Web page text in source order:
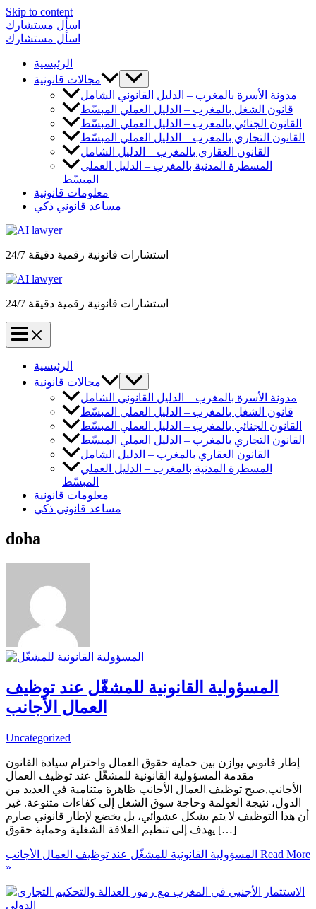
Skip to content
اسأل مستشارك
اسأل مستشارك
الرئيسية
مجالات قانونية
مدونة الأسرة بالمغرب – الدليل القانوني الشامل
قانون الشغل بالمغرب – الدليل العملي المبسّط
القانون الجنائي بالمغرب – الدليل العملي المبسّط
القانون التجاري بالمغرب – الدليل العملي المبسّط
القانون العقاري بالمغرب – الدليل الشامل
المسطرة المدنية بالمغرب – الدليل العملي
المبسّط
معلومات قانونية
مساعد قانوني ذكي
استشارات قانونية رقمية دقيقة 24/7
استشارات قانونية رقمية دقيقة 24/7
الرئيسية
مجالات قانونية
مدونة الأسرة بالمغرب – الدليل القانوني الشامل
قانون الشغل بالمغرب – الدليل العملي المبسّط
القانون الجنائي بالمغرب – الدليل العملي المبسّط
القانون التجاري بالمغرب – الدليل العملي المبسّط
القانون العقاري بالمغرب – الدليل الشامل
المسطرة المدنية بالمغرب – الدليل العملي
المبسّط
معلومات قانونية
مساعد قانوني ذكي
doha
المسؤولية القانونية للمشغّل عند توظيف
العمال الأجانب
Uncategorized
إطار قانوني يوازن بين حماية حقوق العمال واحترام سيادة القانون
مقدمة المسؤولية القانونية للمشغّل عند توظيف العمال
الأجانب,صبح توظيف العمال الأجانب ظاهرة متنامية في العديد من
الدول، نتيجة العولمة وحاجة سوق الشغل إلى كفاءات متنوعة. غير
أن هذا التوظيف لا يتم بشكل عشوائي، بل يخضع لإطار قانوني صارم
يهدف إلى تنظيم العلاقة الشغلية وحماية حقوق […]
المسؤولية القانونية للمشغّل عند توظيف العمال الأجانب Read More
»